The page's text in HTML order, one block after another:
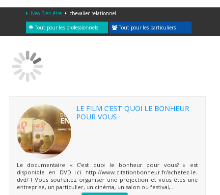
Neo Bien-être chevalier relationnel
Tout pour les professionnels Tout pour les particuliers
LE FILM C’EST QUOI LE BONHEUR
POUR VOUS
Le documentaire « C’est quoi le bonheur pour vous? » est
disponible en DVD ici http://www.citationbonheur.fr/achetez-le-
dvd/ ! Vous souhaitez organiser une projection et vous êtes une
entreprise, un particulier, un cinéma, un salon ou festival,...